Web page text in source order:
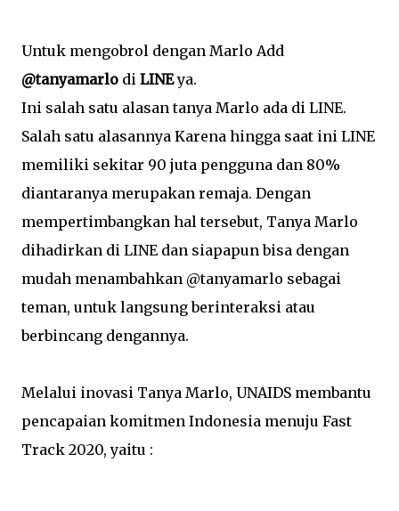
Untuk mengobrol dengan Marlo Add
@tanyamarlo di LINEya.
Ini salah satu alasan tanya Marlo ada di LINE.
Salah satu alasannya Karena hingga saat ini LINE
memiliki sekitar 90 juta pengguna dan 80%
diantaranya merupakan remaja. Dengan
mempertimbangkan hal tersebut, Tanya Marlo
dihadirkan di LINE dan siapapun bisa dengan
mudah menambahkan @tanyamarlo sebagai
teman, untuk langsung berinteraksi atau
berbincang dengannya.
Melalui inovasi Tanya Marlo, UNAIDS membantu
pencapaian komitmen Indonesia menuju Fast
Track 2020, yaitu :